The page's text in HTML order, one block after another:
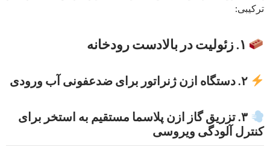
ترکیبی:
۳. تزریق گاز ازن پلاسما مستقیم به استخر برای
کنترل آلودگی ویروسی